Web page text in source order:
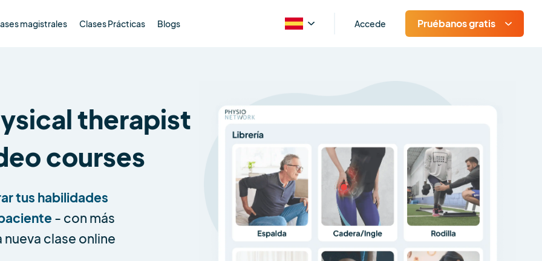
magistrales Clases Prácticas Blogs Accede Pruébanos gratis
therapist
courses
tus habilidades
- con más
clase online